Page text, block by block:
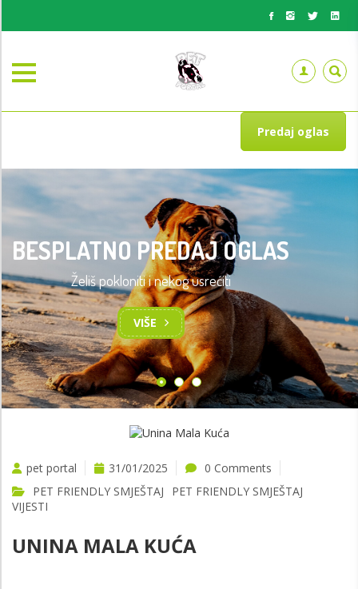
Predaj oglas
BESPLATNO PREDAJ OGLAS
Želiš pokloniti i nekog usrećiti
VIŠE
pet portal 31/01/2025
0 Comments
PET FRIENDLY SMJEŠTAJ
PET FRIENDLY SMJEŠTAJ
VIJESTI
UNINA MALA KUĆA